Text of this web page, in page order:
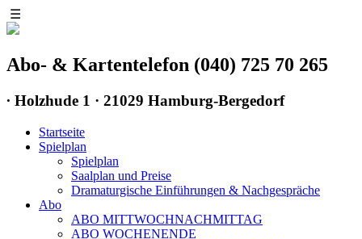
☰
Abo- & Kartentelefon (040) 725 70 265
∙ Holzhude 1 · 21029 Hamburg-Bergedorf
Startseite
Spielplan
Spielplan
Saalplan und Preise
Dramaturgische Einführungen & Nachgespräche
Abo
ABO MITTWOCHNACHMITTAG
ABO WOCHENENDE